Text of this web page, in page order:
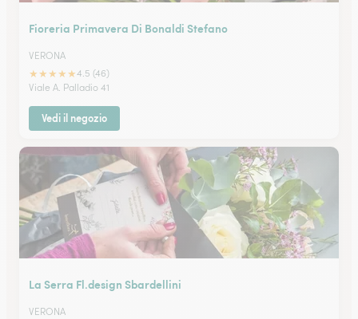
Fioreria Primavera Di Bonaldi Stefano
VERONA
★★★★★4.5 (46)
Viale A. Palladio 41
Vedi il negozio
La Serra Fl.design Sbardellini
VERONA